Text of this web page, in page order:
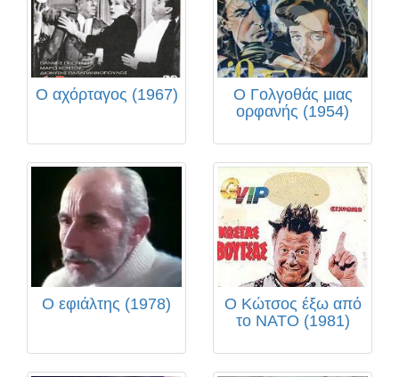
Ο αχόρταγος (1967)
Ο Γολγοθάς μιας
ορφανής (1954)
Ο εφιάλτης (1978)
Ο Κώτσος έξω από
το ΝΑΤΟ (1981)